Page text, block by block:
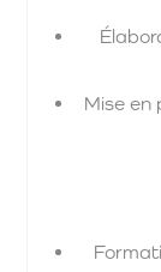
Mise en